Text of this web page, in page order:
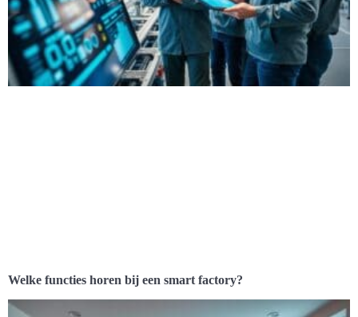
Welke functies horen bij een smart factory?